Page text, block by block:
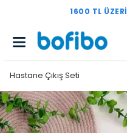
1600 TL
Hastane Çıkış Seti